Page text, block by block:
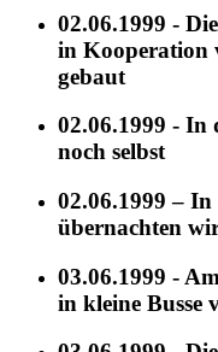
02.06.1999 -
in Kooperation
gebaut
02.06.1999 - In
noch selbst
02.06.1999 –
übernachten
03.06.1999 -
in kleine Busse